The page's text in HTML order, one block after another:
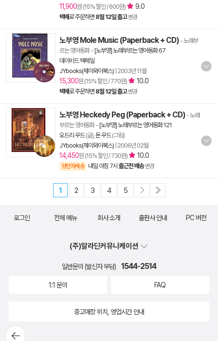
11,900원 (15% 할인 / 600원) 9.0
택배로 주문하면 8월 12일 출고 변경
노부영 Mole Music (Paperback + CD) - 노래부
르는 영어동화- [노부영] 노래부르는 영어동화 67
데이비드 맥페일
JYbooks(제이와이북스) 2003년 11월
15,300원 (15% 할인 / 770원) 10.0
택배로 주문하면 8월 12일 출고 변경
노부영 Heckedy Peg (Paperback + CD) - 노래
부르는 영어동화- [노부영] 노래부르는 영어동화 121
오드리 우드(글), 돈 우드(그림)
JYbooks(제이와이북스) 2006년 02월
14,450원 (15% 할인 / 730원) 10.0
양탄자배송 내일 아침 7시 출근전 배송 변경
1 2 3 4 5
뒤로가
로그인 전체 메뉴 회사 소개 출판사 안내 PC 버전
(주)알라딘커뮤니케이션
일반문의 (발신자 부담) 1544-2514
1:1 문의 FAQ
중고매장 위치, 영업시간 안내